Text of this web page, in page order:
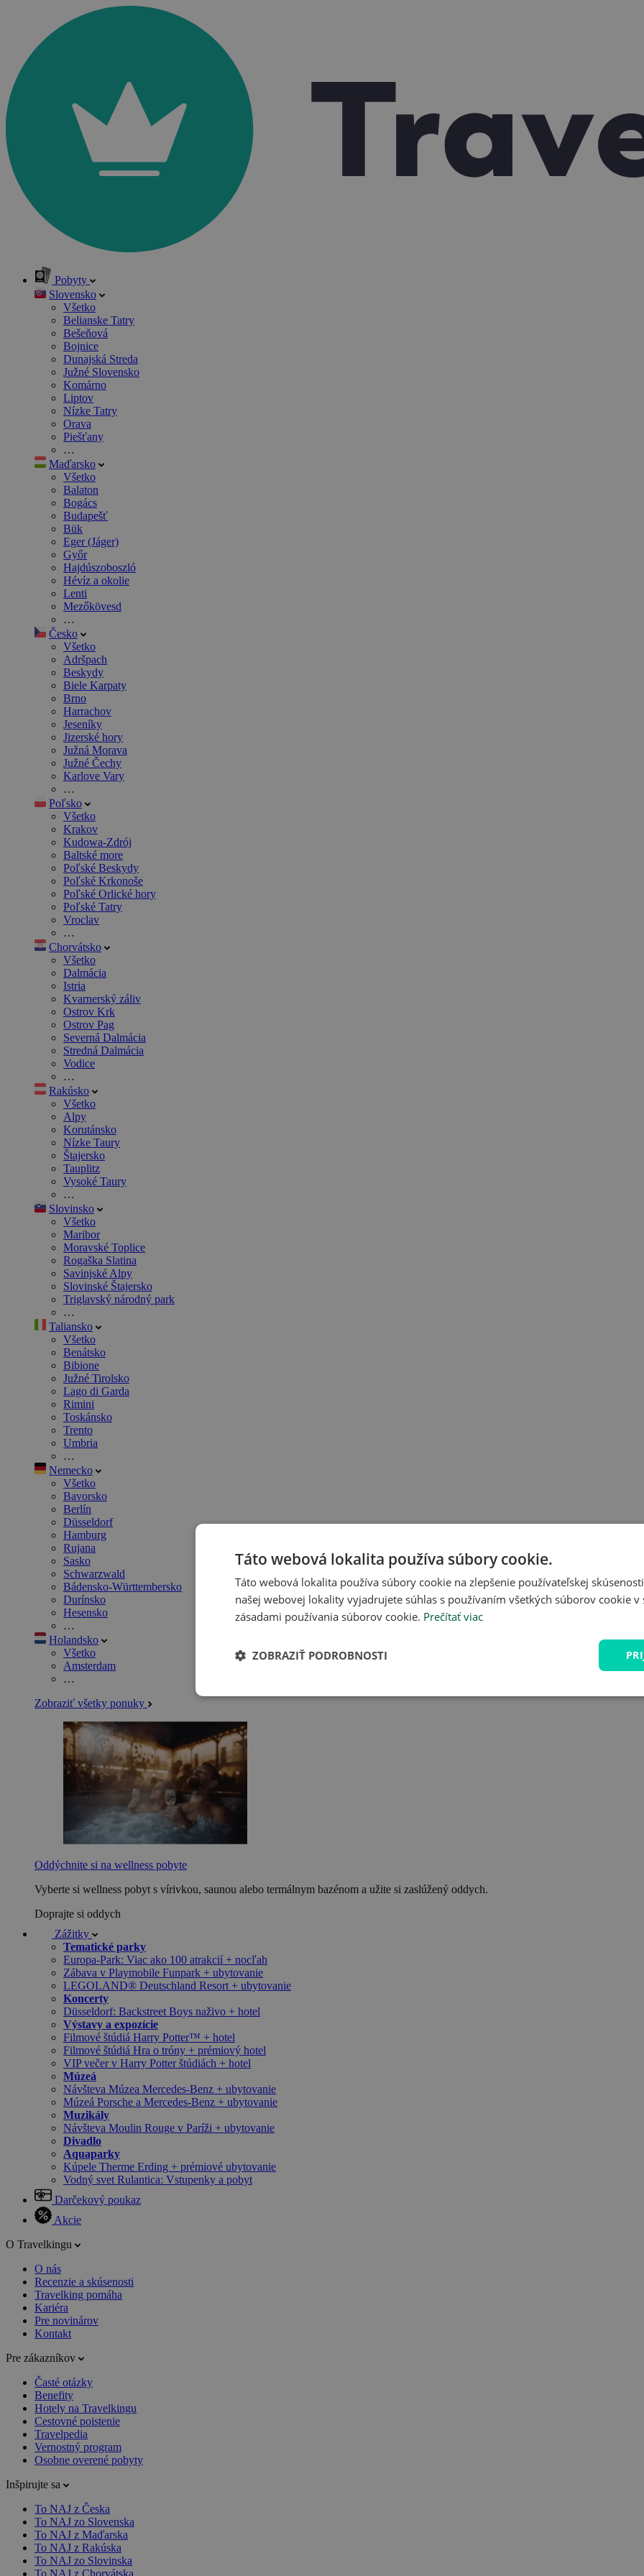
Pobyty
Slovensko
Všetko
Belianske Tatry
Bešeňová
Bojnice
Dunajská Streda
Južné Slovensko
Komárno
Liptov
Nízke Tatry
Orava
Piešťany
…
Maďarsko
Všetko
Balaton
Bogács
Budapešť
Bük
Eger (Jáger)
Győr
Hajdúszoboszló
Hévíz a okolie
Lenti
Mezőkövesd
…
Česko
Všetko
Adršpach
Beskydy
Biele Karpaty
Brno
Harrachov
Jeseníky
Jizerské hory
Južná Morava
Južné Čechy
Karlove Vary
…
Poľsko
Všetko
Krakov
Kudowa-Zdrój
Baltské more
Poľské Beskydy
Poľské Krkonoše
Poľské Orlické hory
Poľské Tatry
Vroclav
…
Chorvátsko
Všetko
Dalmácia
Istria
Kvarnerský záliv
Ostrov Krk
Ostrov Pag
Severná Dalmácia
Stredná Dalmácia
Vodice
…
Rakúsko
Všetko
Alpy
Korutánsko
Nízke Taury
Štajersko
Tauplitz
Vysoké Taury
…
Slovinsko
Všetko
Maribor
Moravské Toplice
Rogaška Slatina
Savinjské Alpy
Slovinské Štajersko
Triglavský národný park
…
Taliansko
Všetko
Benátsko
Bibione
Južné Tirolsko
Lago di Garda
Rimini
Toskánsko
Trento
Umbria
…
Nemecko
Všetko
Bavorsko
Berlín
Düsseldorf
Hamburg
Rujana
Sasko
Schwarzwald
Bádensko-Württembersko
Durínsko
Hesensko
…
Holandsko
Všetko
Amsterdam
…
Zobraziť všetky ponuky
Oddýchnite si na wellness pobyte
Vyberte si wellness pobyt s vírivkou, saunou alebo termálnym bazénom a užite si zaslúžený oddych.
Doprajte si oddych
Zážitky
Tematické parky
Europa-Park: Viac ako 100 atrakcií + nocľah
Zábava v Playmobile Funpark + ubytovanie
LEGOLAND® Deutschland Resort + ubytovanie
Koncerty
Düsseldorf: Backstreet Boys naživo + hotel
Výstavy a expozície
Filmové štúdiá Harry Potter™ + hotel
Filmové štúdiá Hra o tróny + prémiový hotel
VIP večer v Harry Potter štúdiách + hotel
Múzeá
Návšteva Múzea Mercedes-Benz + ubytovanie
Múzeá Porsche a Mercedes-Benz + ubytovanie
Muzikály
Návšteva Moulin Rouge v Paríži + ubytovanie
Divadlo
Aquaparky
Kúpele Therme Erding + prémiové ubytovanie
Vodný svet Rulantica: Vstupenky a pobyt
Darčekový poukaz
Akcie
O Travelkingu
O nás
Recenzie a skúsenosti
Travelking pomáha
Kariéra
Pre novinárov
Kontakt
Pre zákazníkov
Časté otázky
Benefity
Hotely na Travelkingu
Cestovné poistenie
Travelpedia
Vernostný program
Osobne overené pobyty
Inšpirujte sa
To NAJ z Česka
To NAJ zo Slovenska
To NAJ z Maďarska
To NAJ z Rakúska
To NAJ zo Slovinska
To NAJ z Chorvátska
Táto webová lokalita používa súbory cookie.
Táto webová lokalita používa súbory cookie na zlepšenie používateľskej
našej webovej lokality vyjadrujete súhlas s používaním všetkých súborov cookie v
zásadami používania súborov cookie. Prečítať viac
ZOBRAZIŤ PODROBNOSTI